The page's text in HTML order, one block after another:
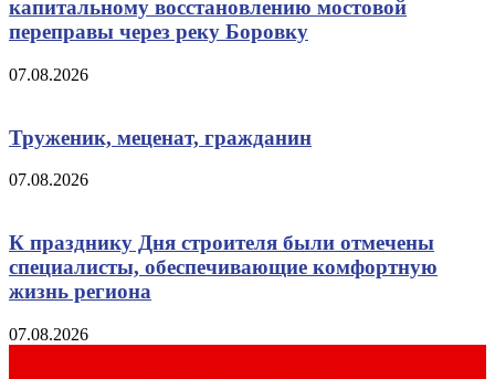
капитальному восстановлению мостовой
переправы через реку Боровку
07.08.2026
Труженик, меценат, гражданин
07.08.2026
К празднику Дня строителя были отмечены
специалисты, обеспечивающие комфортную
жизнь региона
07.08.2026